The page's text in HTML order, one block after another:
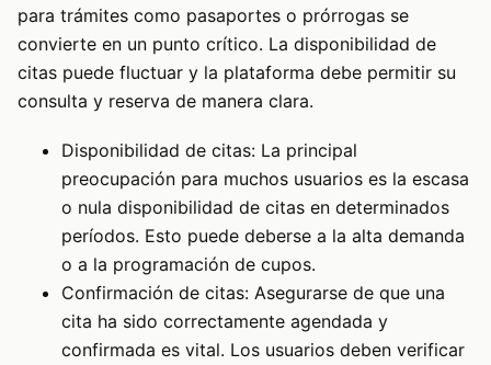
para trámites como pasaportes o prórrogas se
convierte en un punto crítico. La disponibilidad de
citas puede fluctuar y la plataforma debe permitir su
consulta y reserva de manera clara.
Disponibilidad de citas: La principal
preocupación para muchos usuarios es la escasa
o nula disponibilidad de citas en determinados
períodos. Esto puede deberse a la alta demanda
o a la programación de cupos.
Confirmación de citas: Asegurarse de que una
cita ha sido correctamente agendada y
confirmada es vital. Los usuarios deben verificar